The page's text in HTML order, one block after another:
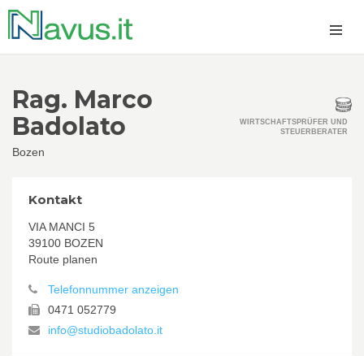
Rag. Marco
Badolato
Bozen
WIRTSCHAFTSPRÜFER UND
STEUERBERATER
Kontakt
VIA MANCI 5
39100 BOZEN
Route planen
Telefonnummer anzeigen
0471 052779
info@studiobadolato.it